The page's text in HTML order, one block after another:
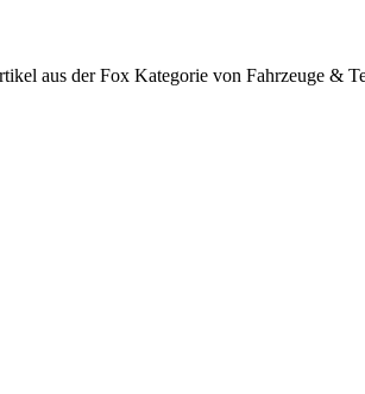
aus der Fox Kategorie von Fahrzeuge &